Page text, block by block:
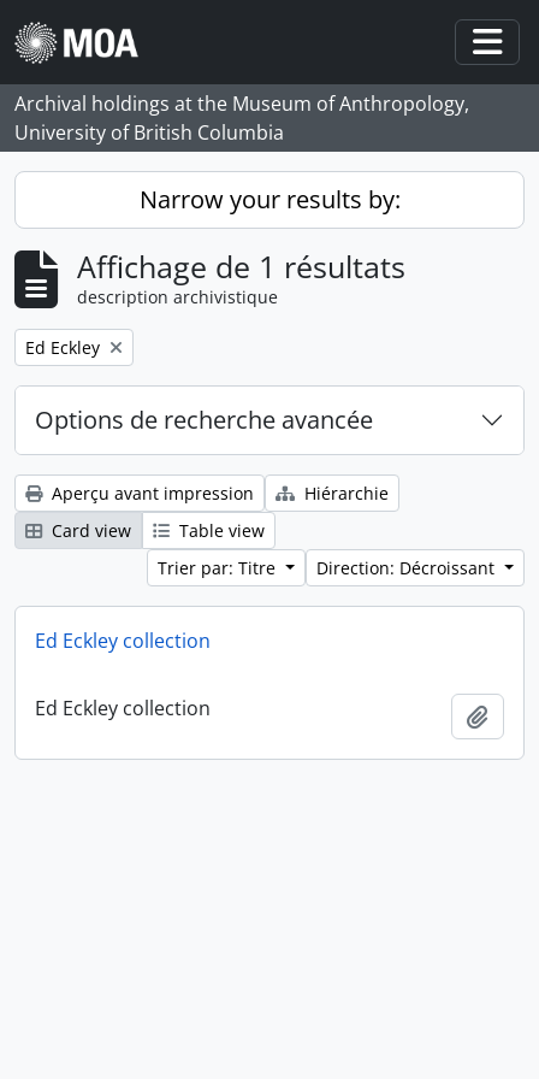
Skip to main content
Archival holdings at the Museum of Anthropology,
University of British Columbia
Narrow your results by:
Affichage de 1 résultats
description archivistique
Remove filter:
Ed Eckley
Options de recherche avancée
Aperçu avant impression
Hiérarchie
Card view
Table view
Trier par: Titre
Direction: Décroissant
Ed Eckley collection
Ed Eckley collection